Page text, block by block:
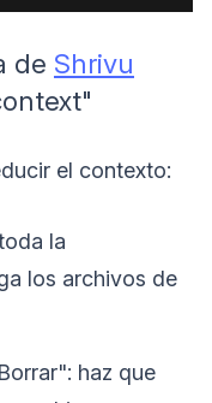
de Shrivu
el contexto:
la
los archivos de
haz que